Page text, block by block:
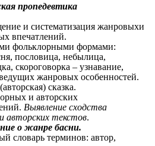
пропедевтика
и систематизация жанровыхи
впечатлений.
фольклорными формами:
пословица, небылица,
скороговорка – узнавание,
жанровых особенностей.
сказка.
и авторских
Выявление сходства
авторских текстов.
о жанре басни.
словарь терминов: автор,